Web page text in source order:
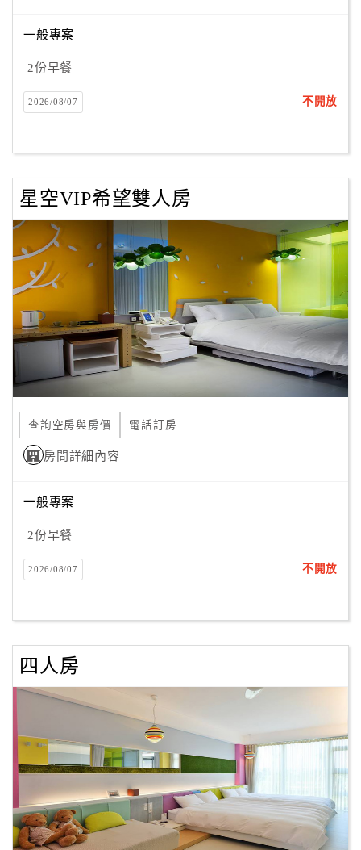
員
戶
客
服
聯
Line
線
上
客
紅
利
查
訂
房
Q&A
旅
卡
訂
請
收
據
一般專案
2份早餐
2026/08/07 不開放
星空VIP希望雙人房
查詢空房與房價 電話訂房
房間詳細內容
一般專案
2份早餐
2026/08/07 不開放
四人房